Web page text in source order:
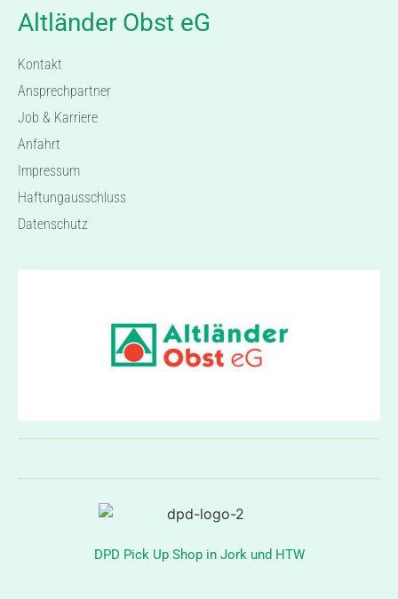
Altländer Obst eG
Kontakt
Ansprechpartner
Job & Karriere
Anfahrt
Impressum
Haftungausschluss
Datenschutz
DPD Pick Up Shop in Jork und HTW